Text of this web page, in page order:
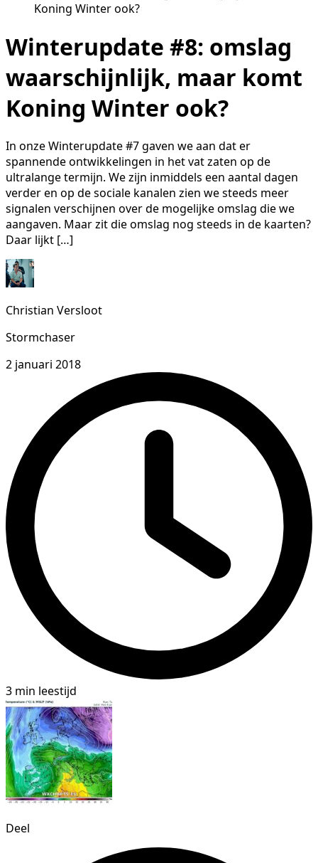
Koning Winter ook?
Winterupdate #8: omslag
waarschijnlijk, maar komt
Koning Winter ook?
In onze Winterupdate #7 gaven we aan dat er
spannende ontwikkelingen in het vat zaten op de
ultralange termijn. We zijn inmiddels een aantal dagen
verder en op de sociale kanalen zien we steeds meer
signalen verschijnen over de mogelijke omslag die we
aangaven. Maar zit die omslag nog steeds in de kaarten?
Daar lijkt […]
Christian Versloot
Stormchaser
2 januari 2018
3 min leestijd
Deel